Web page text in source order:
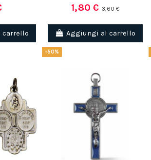
1,80 €3,60 €
Aggiungi al carrello
-50%